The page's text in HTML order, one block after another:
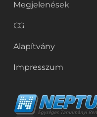
Megjelenések
CG
Alapítvány
Impresszum